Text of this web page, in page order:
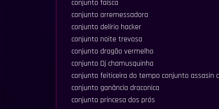
conjunto faísca
conjunto arremessadora
conjunto delírio hacker
conjunto noite trevosa
conjunto dragão vermelho
conjunto Dj chamusquinha
conjunto feiticeira do tempo conjunto assasin
conjunto ganância draconica
conjunto princesa dos prós